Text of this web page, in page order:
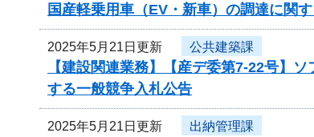
国産軽乗用車（EV・新車）の調達に関
2025年5月21日更新 公共建築課
【建設関連業務】【産デ委第7-22号】
する一般競争入札公告
2025年5月21日更新 出納管理課